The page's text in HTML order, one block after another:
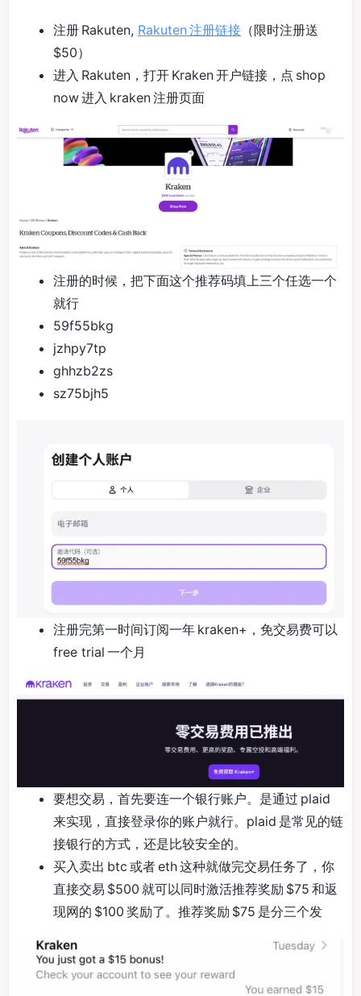
注册 Rakuten, Rakuten 注册链接 （限时注册送
$50）
进入 Rakuten，打开 Kraken 开户链接，点 shop
now 进入 kraken 注册页面
注册的时候，把下面这个推荐码填上三个任选一个
就行
59f55bkg
jzhpy7tp
ghhzb2zs
sz75bjh5
注册完第一时间订阅一年 kraken+，免交易费可以
free trial 一个月
要想交易，首先要连一个银行账户。是通过 plaid
来实现，直接登录你的账户就行。plaid 是常见的链
接银行的方式，还是比较安全的。
买入卖出 btc 或者 eth 这种就做完交易任务了，你
直接交易 $500 就可以同时激活推荐奖励 $75 和返
现网的 $100 奖励了。推荐奖励 $75 是分三个发